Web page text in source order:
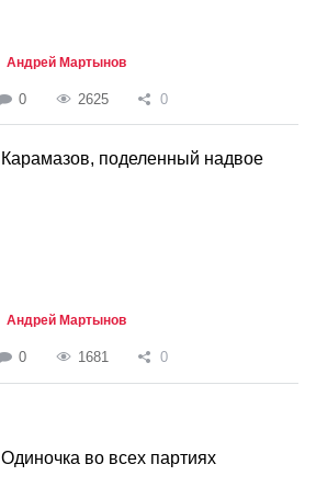
Андрей Мартынов
0 2625 0
Карамазов, поделенный надвое
Андрей Мартынов
0 1681 0
Одиночка во всех партиях